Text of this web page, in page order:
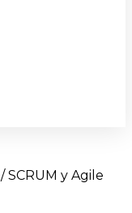
/ SCRUM y Agile